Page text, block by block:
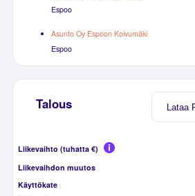
Espoo
Asunto Oy Espoon Koivumäki
Espoo
Lataa
Talous
Liikevaihto (tuhatta €)
Liikevaihdon muutos
Käyttökate